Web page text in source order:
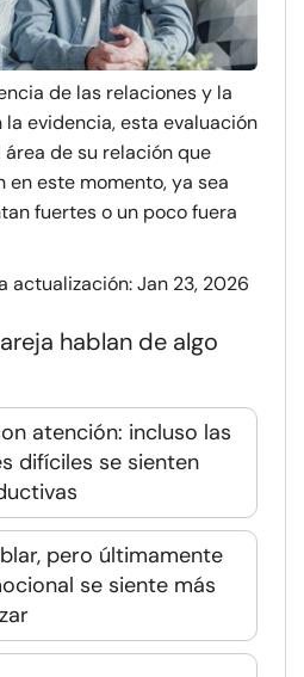
de las relaciones y la
evidencia, esta evaluación
de su relación que
en este momento, ya sea
fuertes o un poco fuera
actualización: Jan 23, 2026
hablan de algo
atención: incluso las
difíciles se sienten
pero últimamente
se siente más